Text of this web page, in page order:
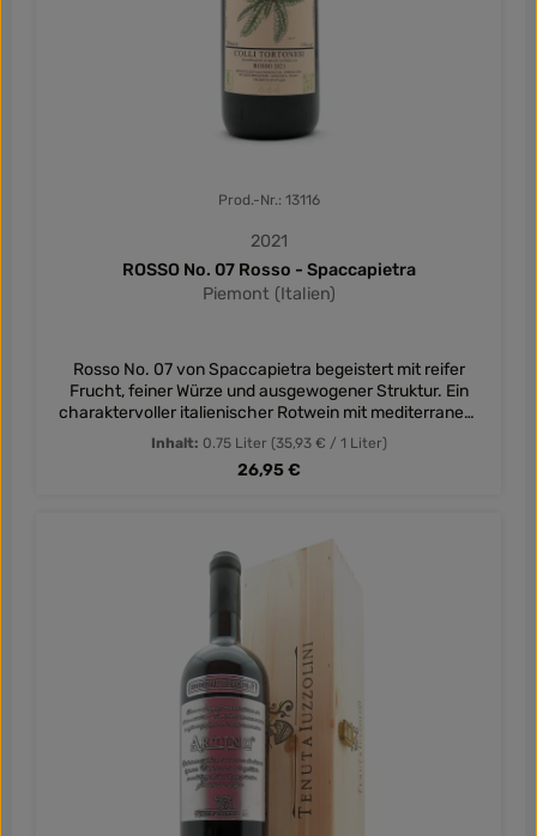
Prod.-Nr.: 13116
2021
ROSSO No. 07 Rosso - Spaccapietra
Piemont (Italien)
Rosso No. 07 von Spaccapietra begeistert mit reifer
Frucht, feiner Würze und ausgewogener Struktur. Ein
charaktervoller italienischer Rotwein mit mediterranem
Flair und harmonischem Genuss.
Inhalt: 0.75 Liter (35,93 € / 1 Liter)
Regulärer Preis:
26,95 €